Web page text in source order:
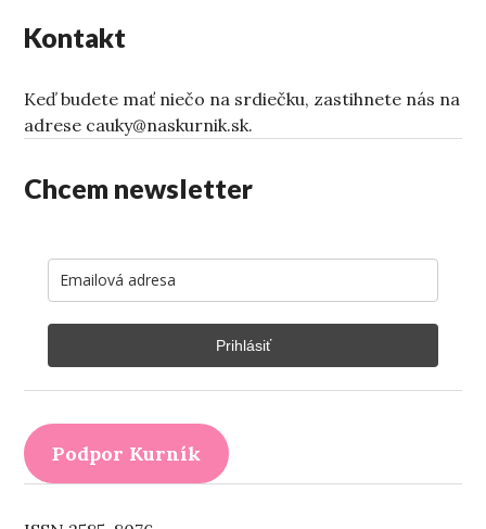
Kontakt
Keď budete mať niečo na srdiečku, zastihnete nás na
adrese cauky@naskurnik.sk.
Chcem newsletter
Prihlásiť
Podpor Kurník